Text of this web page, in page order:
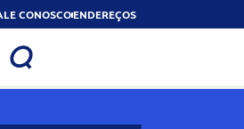
CONOSCOENDEREÇOS